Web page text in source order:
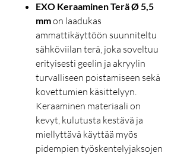
EXO Keraaminen Terä Ø 5,5
mmon laadukas
ammattikäyttöön suunniteltu
sähköviilan terä, joka soveltuu
erityisesti geelin ja akryylin
turvalliseen poistamiseen sekä
kovettumien käsittelyyn.
Keraaminen materiaali on
kevyt, kulutusta kestävä ja
miellyttävä käyttää myös
pidempien työskentelyjaksojen